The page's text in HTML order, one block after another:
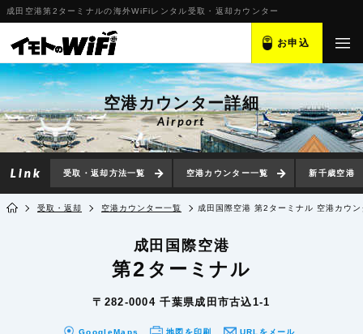
成田空港第2ターミナルの海外WiFiレンタル受取・返却カウンター
お申込
空港カウンター詳細
Airport
受取・返却方法一覧 空港カウンター一覧 新千歳空港
受取・返却 空港カウンター一覧 成田国際空港 第2ターミナル 空港カウン
成田国際空港
第2 ターミナル
〒282-0004 千葉県成田市古込1-1
GoogleMaps 地図を印刷 URLをメール